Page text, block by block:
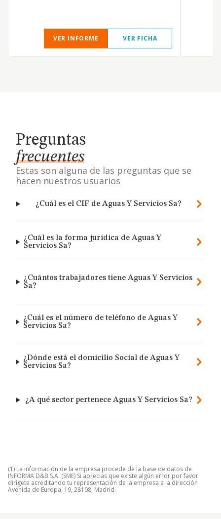
VER INFORME VER FICHA
Preguntas
frecuentes
Estas son alguna de las preguntas que se
hacen nuestros usuarios
¿Cuál es el CIF de Aguas Y Servicios Sa?
¿Cuál es la forma jurídica de Aguas Y
Servicios Sa?
¿Cuántos trabajadores tiene Aguas Y Servicios
Sa?
¿Cuál es el número de teléfono de Aguas Y
Servicios Sa?
¿Dónde está el domicilio Social de Aguas Y
Servicios Sa?
¿A qué sector pertenece Aguas Y Servicios Sa?
(1) La información de la empresa procede de la base de datos de
INFORMA D&B S.A. (SME) Si aprecias que existe algún error por favor
dirígete acreditando tu representación de la empresa a la dirección
Avenida de Europa, 19, 28108, Madrid.